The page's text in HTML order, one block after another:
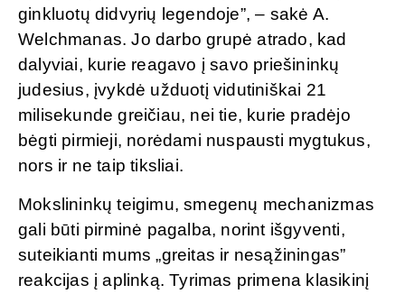
ginkluotų didvyrių legendoje”, – sakė A.
Welchmanas. Jo darbo grupė atrado, kad
dalyviai, kurie reagavo į savo priešininkų
judesius, įvykdė užduotį vidutiniškai 21
milisekunde greičiau, nei tie, kurie pradėjo
bėgti pirmieji, norėdami nuspausti mygtukus,
nors ir ne taip tiksliai.
Mokslininkų teigimu, smegenų mechanizmas
gali būti pirminė pagalba, norint išgyventi,
suteikianti mums „greitas ir nesąžiningas”
reakcijas į aplinką. Tyrimas primena klasikinį